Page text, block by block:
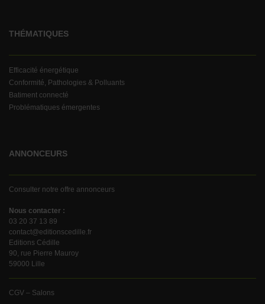
THÉMATIQUES
Efficacité énergétique
Conformité, Pathologies & Polluants
Batiment connecté
Problématiques émergentes
ANNONCEURS
Consulter notre offre annonceurs
Nous contacter :
03 20 37 13 89
contact@editionscedille.fr
Editions Cédille
90, rue Pierre Mauroy
59000 Lille
CGV – Salons